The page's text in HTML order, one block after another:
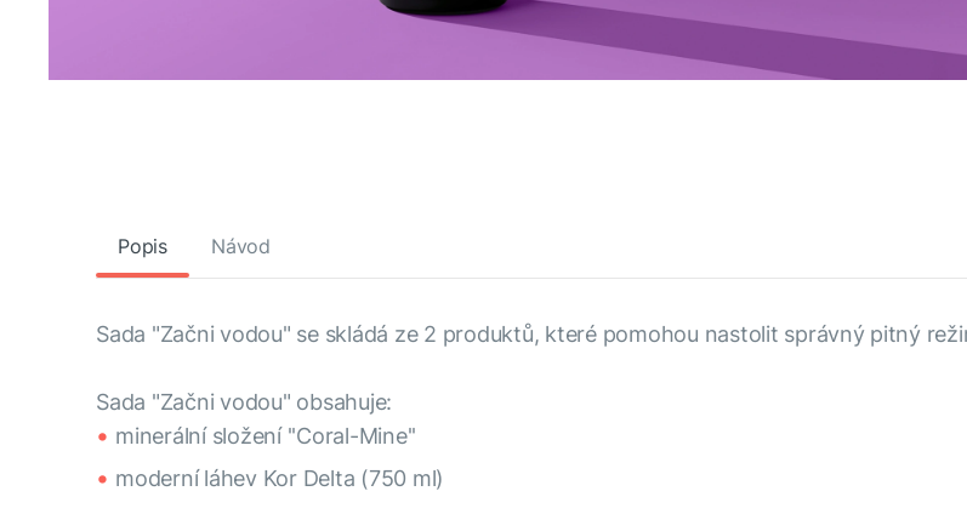
Popis Návod
Sada "Začni vodou" se skládá ze 2 produktů, které pomohou nastolit správný pitný
Sada "Začni vodou" obsahuje:
minerální složení ''Coral-Mine''
moderní láhev Kor Delta (750 ml)